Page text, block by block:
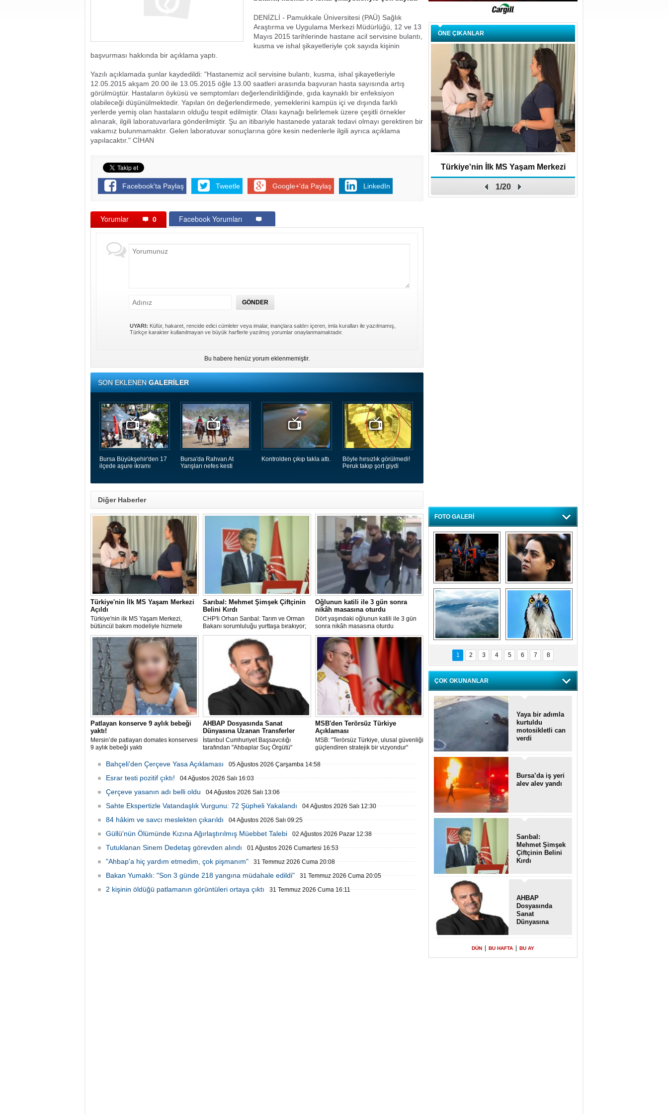
DENİZLİ - Pamukkale Üniversitesi (PAÜ) Sağlık
Araştırma ve Uygulama Merkezi Müdürlüğü, 12 ve 13
Mayıs 2015 tarihlerinde hastane acil servisine bulantı,
kusma ve ishal şikayetleriyle çok sayıda kişinin
başvurması hakkında bir açıklama yaptı.
Yazılı açıklamada şunlar kaydedildi: "Hastanemiz acil servisine bulantı, kusma, ishal şikayetleriyle
12.05.2015 akşam 20.00 ile 13.05.2015 öğle 13.00 saatleri arasında başvuran hasta sayısında artış
görülmüştür. Hastaların öyküsü ve semptomları değerlendirildiğinde, gıda kaynaklı bir enfeksiyon
olabileceği düşünülmektedir. Yapılan ön değerlendirmede, yemeklerini kampüs içi ve dışında farklı
yerlerde yemiş olan hastaların olduğu tespit edilmiştir. Olası kaynağı belirlemek üzere çeşitli örnekler
alınarak, ilgili laboratuvarlara gönderilmiştir. Şu an itibariyle hastanede yatarak tedavi olmayı gerektiren bir
vakamız bulunmamaktır. Gelen laboratuvar sonuçlarına göre kesin nedenlerle ilgili ayrıca açıklama
yapılacaktır." CİHAN
Facebook'ta Paylaş Tweetle Google+'da Paylaş LinkedIn
Yorumlar 0 Facebook Yorumları
UYARI: Küfür, hakaret, rencide edici cümleler veya imalar, inançlara saldırı içeren, imla kuralları ile yazılmamış,
Türkçe karakter kullanılmayan ve büyük harflerle yazılmış yorumlar onaylanmamaktadır.
Bu habere henüz yorum eklenmemiştir.
SON EKLENENGALERİLER
Bursa Büyükşehir'den 17
ilçede aşure ikramı
Bursa'da Rahvan At
Yarışları nefes kesti
Kontrolden çıkıp takla attı.
Böyle hırsızlık görülmedi!
Peruk takıp şort giydi
Diğer Haberler
Türkiye'nin İlk MS Yaşam Merkezi
Açıldı
Türkiye'nin ilk MS Yaşam Merkezi,
bütüncül bakım modeliyle hizmete
başladı
Sarıbal: Mehmet Şimşek Çiftçinin
Belini Kırdı
CHP'li Orhan Sarıbal: Tarım ve Orman
Bakanı sorumluluğu yurttaşa bırakıyor;
Mehmet Şimşek enflasyonun değil,
çiftçinin belini kırdı
Oğlunun katili ile 3 gün sonra
nikâh masasına oturdu
Dört yaşındaki oğlunun katili ile 3 gün
sonra nikâh masasına oturdu
Patlayan konserve 9 aylık bebeği
yaktı!
Mersin’de patlayan domates konservesi
9 aylık bebeği yaktı
AHBAP Dosyasında Sanat
Dünyasına Uzanan Transferler
İstanbul Cumhuriyet Başsavcılığı
tarafından "Ahbaplar Suç Örgütü"
MSB'den Terörsüz Türkiye
Açıklaması
MSB: "Terörsüz Türkiye, ulusal güvenliği
güçlendiren stratejik bir vizyondur"
Bahçeli'den Çerçeve Yasa Açıklaması 05 Ağustos 2026 Çarşamba 14:58
Esrar testi pozitif çıktı! 04 Ağustos 2026 Salı 16:03
Çerçeve yasanın adı belli oldu 04 Ağustos 2026 Salı 13:06
Sahte Ekspertizle Vatandaşlık Vurgunu: 72 Şüpheli Yakalandı 04 Ağustos 2026 Salı 12:30
84 hâkim ve savcı meslekten çıkarıldı 04 Ağustos 2026 Salı 09:25
Güllü'nün Ölümünde Kızına Ağırlaştırılmış Müebbet Talebi 02 Ağustos 2026 Pazar 12:38
Tutuklanan Sinem Dedetaş görevden alındı 01 Ağustos 2026 Cumartesi 16:53
"Ahbap'a hiç yardım etmedim, çok pişmanım" 31 Temmuz 2026 Cuma 20:08
Bakan Yumaklı: "Son 3 günde 218 yangına müdahale edildi" 31 Temmuz 2026 Cuma 20:05
2 kişinin öldüğü patlamanın görüntüleri ortaya çıktı 31 Temmuz 2026 Cuma 16:11
ÖNE ÇIKANLAR
Türkiye'nin İlk MS Yaşam Merkezi
Açıldı
1/20
FOTO GALERİ
Bursa'da deprem
tatbikatı gerçeğini
aratmadı
Özlem ve minnetle
anıyoruz
Bursa'dan
büyüleyen
fotoğraflar
Balık Kartalı
Bursa’da
görüntülendi
1 2 3 4 5 6 7 8
ÇOK OKUNANLAR
Yaya bir adımla
kurtuldu
motosikletli can
verdi
Bursa’da iş yeri
alev alev yandı
Sarıbal:
Mehmet Şimşek
Çiftçinin Belini
Kırdı
AHBAP
Dosyasında
Sanat
Dünyasına
Transferler
DÜN BU HAFTA BU AY